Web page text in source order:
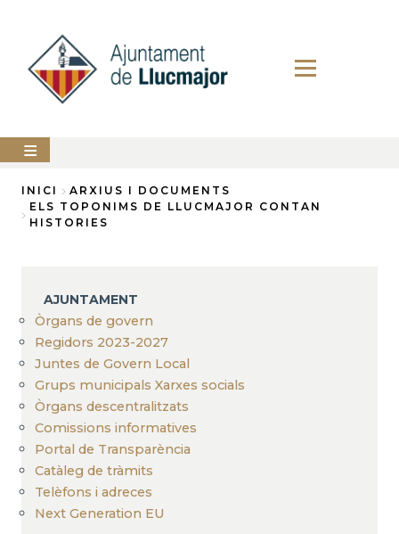
contingut
AJUNTAMENT
LLUCMAJOR
PERFIL
DEL
CONTRACTANT
Fil
INICI
ARXIUS I DOCUMENTS
ELS TOPONIMS DE LLUCMAJOR CONTAN
HISTORIES
AJUNTAMENT
Òrgans de govern
Regidors 2023-2027
Juntes de Govern Local
Grups municipals Xarxes socials
Òrgans descentralitzats
Comissions informatives
Portal de Transparència
Catàleg de tràmits
Telèfons i adreces
Next Generation EU